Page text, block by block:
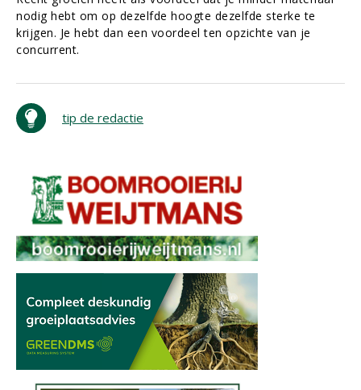
nodig hebt om op dezelfde hoogte dezelfde sterke te
krijgen. Je hebt dan een voordeel ten opzichte van je
concurrent.
tip de redactie